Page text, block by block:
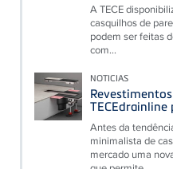
A TECE
casquilhos de
podem ser feitas
com...
NOTICIAS
Antes da
minimalista de
mercado uma